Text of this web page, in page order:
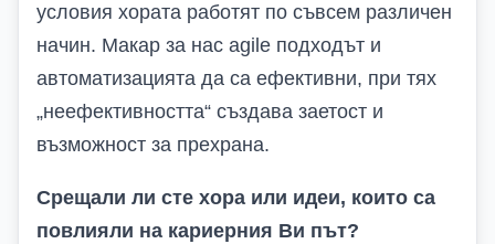
условия хората работят по съвсем различен
начин. Макар за нас agile подходът и
автоматизацията да са ефективни, при тях
„неефективността“ създава заетост и
възможност за прехрана.
Срещали ли сте хора или идеи, които са
повлияли на кариерния Ви път?